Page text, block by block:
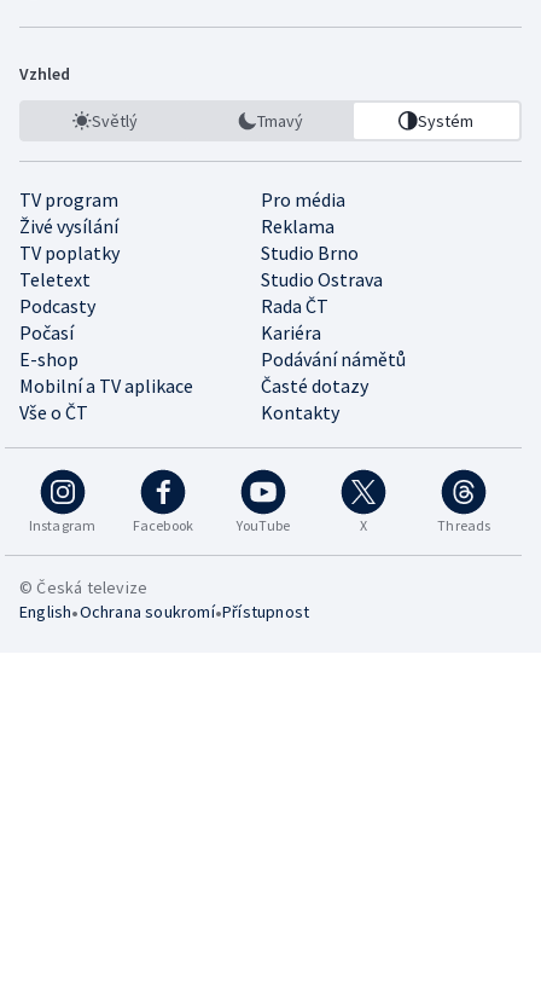
Vzhled
Světlý Tmavý Systém
TV program
Pro média
Živé vysílání
Reklama
TV poplatky
Studio Brno
Teletext
Studio Ostrava
Podcasty
Rada ČT
Počasí
Kariéra
E-shop
Podávání námětů
Mobilní a TV aplikace
Časté dotazy
Vše o ČT
Kontakty
Instagram Facebook YouTube X Threads
© Česká televize
English•Ochrana soukromí•Přístupnost